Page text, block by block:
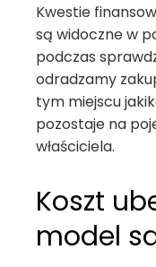
Kwestie
są widoczne w
podczas
odradzamy
tym miejscu
pozostaje na
właściciela.
Koszt
model